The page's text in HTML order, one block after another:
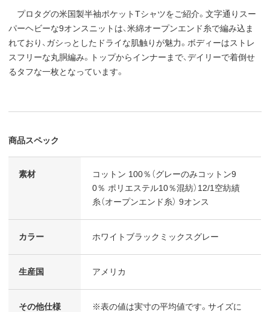
プロタグの米国製半袖ポケットTシャツをご紹介。文字通りスー
パーヘビーな9オンスニットは、米綿オープンエンド糸で編み込ま
れており、ガシっとしたドライな肌触りが魅力。ボディーはストレ
スフリーな丸胴編み。トップからインナーまで、デイリーで着倒せ
るタフな一枚となっています。
商品スペック
素材
コットン 100％（グレーのみコットン9
0％ ポリエステル10％混紡）12/1空紡績
糸（オープンエンド糸） 9オンス
カラー ホワイトブラックミックスグレー
生産国 アメリカ
その他仕様
※表の値は実寸の平均値です。サイズに